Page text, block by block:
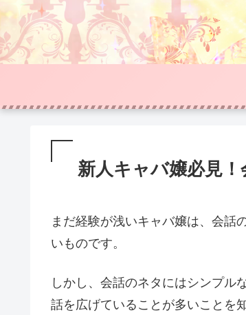
新人キャバ嬢必見
まだ経験が浅いキャバ嬢は、会話
いものです。
しかし、会話のネタにはシンプル
話を広げていることが多いことを